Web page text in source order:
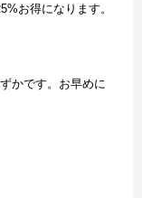
お得になります。
かです。お早めに